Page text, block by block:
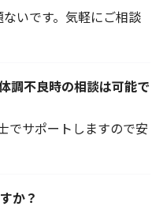
いです。気軽にご相談
調不良時の相談は可能で
でサポートしますので安
か？